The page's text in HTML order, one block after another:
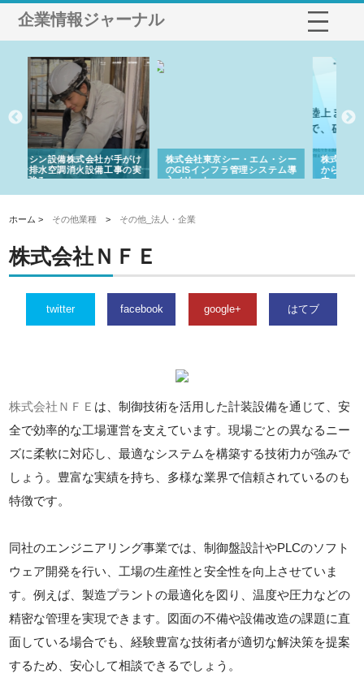
企業情報ジャーナル
エム・シー
システム導
株式会社アクアスペースが水中
から陸上まで一貫施工できる理
由
株式会社地盤調査事務所が選
れ続ける理由と建設コンサル
強み
ホーム > その他業種 > その他_法人・企業
株式会社ＮＦＥ
twitter facebook google+ はてブ
株式会社ＮＦＥ は、制御技術を活用した計装設備を通じて、安
全で効率的な工場運営を支えています。現場ごとの異なるニー
ズに柔軟に対応し、最適なシステムを構築する技術力が強みで
しょう。豊富な実績を持ち、多様な業界で信頼されているのも
特徴です。
同社のエンジニアリング事業では、制御盤設計やPLCのソフト
ウェア開発を行い、工場の生産性と安全性を向上させていま
す。例えば、製造プラントの最適化を図り、温度や圧力などの
精密な管理を実現できます。図面の不備や設備改造の課題に直
面している場合でも、経験豊富な技術者が適切な解決策を提案
するため、安心して相談できるでしょう。